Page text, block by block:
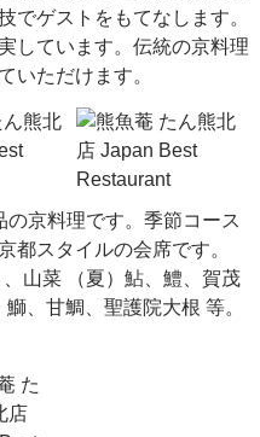
でゲストをもてなします。
しています。伝統の京料理
いただけます。
の京料理です。季節コース
都スタイルの会席です。
山菜 （夏）鮎、鱧、賀茂
、甘鯛、聖護院大根 等。